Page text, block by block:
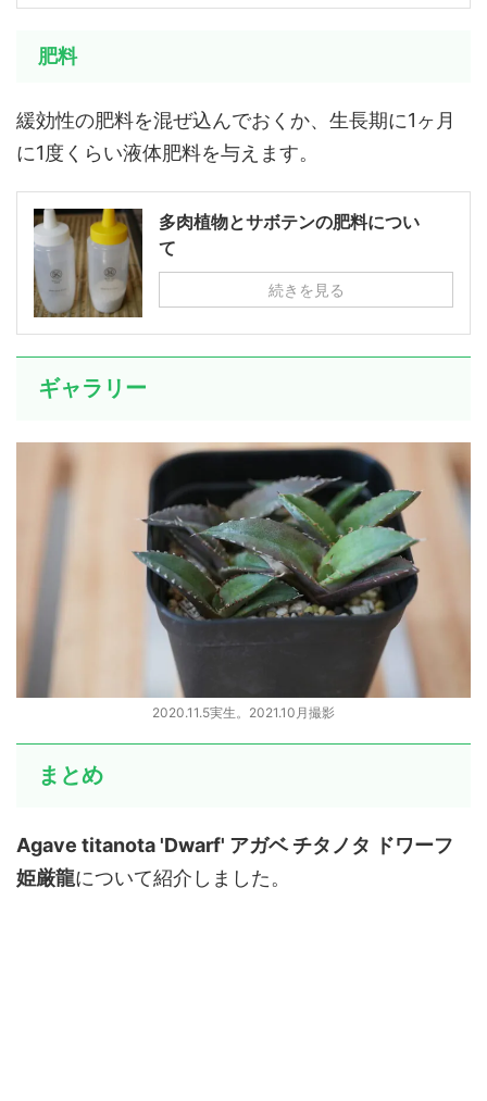
肥料
緩効性の肥料を混ぜ込んでおくか、生長期に1ヶ月
に1度くらい液体肥料を与えます。
多肉植物とサボテンの肥料につい
て
続きを見る
ギャラリー
2020.11.5実生。2021.10月撮影
まとめ
Agave titanota 'Dwarf' アガベ チタノタ ドワーフ
姫厳龍について紹介しました。